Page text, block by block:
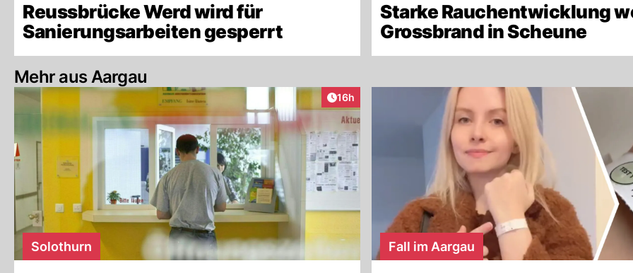
Reussbrücke Werd wird für
Sanierungsarbeiten gesperrt
Starke Rauchentwicklung
Grossbrand in Scheune
Mehr aus Aargau
Artikel veröffentlicht:
16h
Solothurn Fall im Aargau